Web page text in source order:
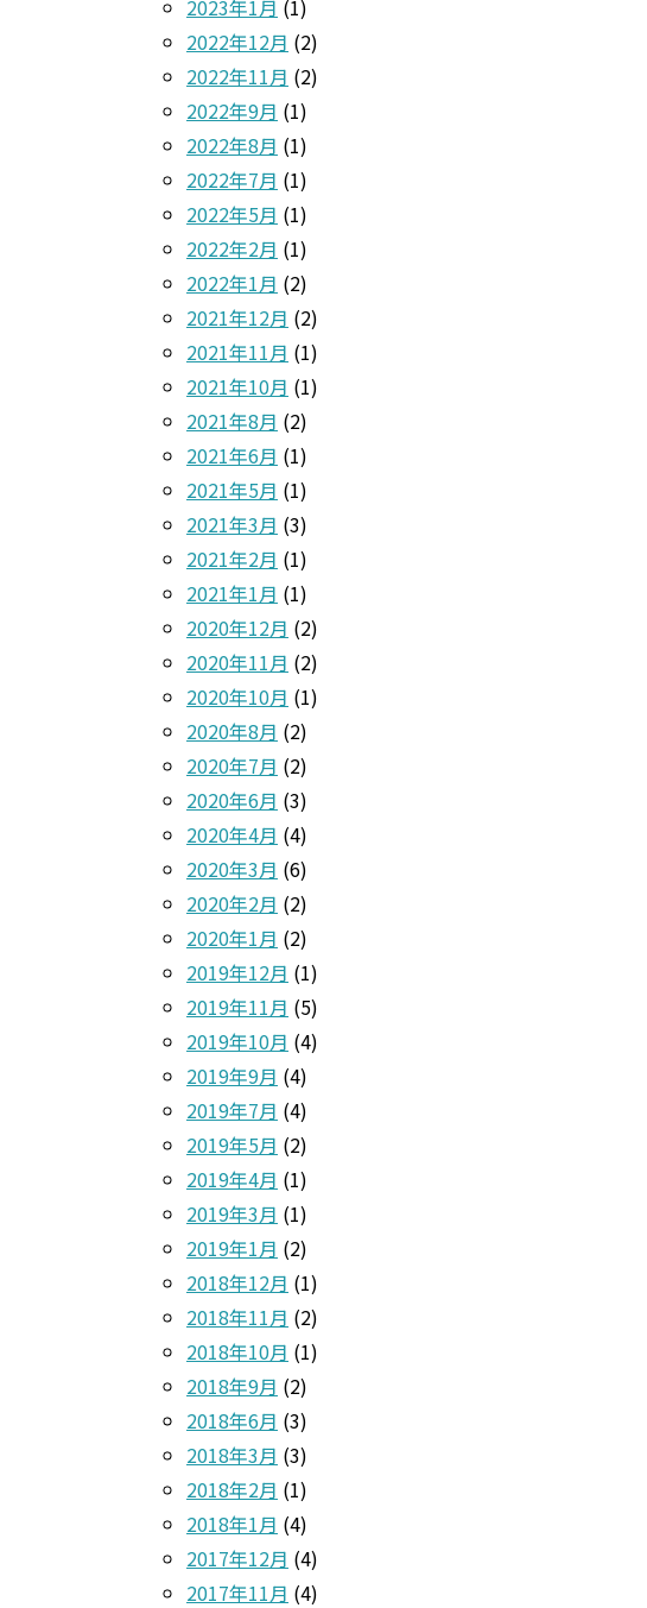
2023年1月 (1)
2022年12月 (2)
2022年11月 (2)
2022年9月 (1)
2022年8月 (1)
2022年7月 (1)
2022年5月 (1)
2022年2月 (1)
2022年1月 (2)
2021年12月 (2)
2021年11月 (1)
2021年10月 (1)
2021年8月 (2)
2021年6月 (1)
2021年5月 (1)
2021年3月 (3)
2021年2月 (1)
2021年1月 (1)
2020年12月 (2)
2020年11月 (2)
2020年10月 (1)
2020年8月 (2)
2020年7月 (2)
2020年6月 (3)
2020年4月 (4)
2020年3月 (6)
2020年2月 (2)
2020年1月 (2)
2019年12月 (1)
2019年11月 (5)
2019年10月 (4)
2019年9月 (4)
2019年7月 (4)
2019年5月 (2)
2019年4月 (1)
2019年3月 (1)
2019年1月 (2)
2018年12月 (1)
2018年11月 (2)
2018年10月 (1)
2018年9月 (2)
2018年6月 (3)
2018年3月 (3)
2018年2月 (1)
2018年1月 (4)
2017年12月 (4)
2017年11月 (4)